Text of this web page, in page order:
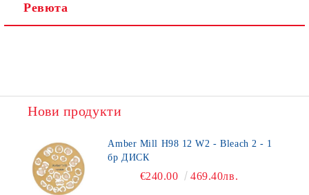
Ревюта
Нови продукти
Amber Mill H98 12 W2 - Bleach 2 - 1
бр ДИСК
€240.00 469.40лв.